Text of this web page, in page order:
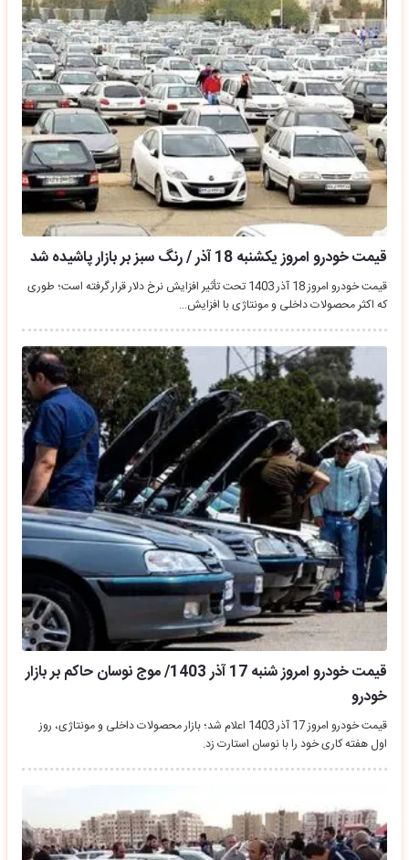
قیمت خودرو امروز یکشنبه 18 آذر / رنگ سبز بر بازار پاشیده شد
قیمت خودرو امروز 18 آذر 1403 تحت تأثیر افزایش نرخ دلار قرار گرفته است؛ طوری
که اکثر محصولات داخلی و مونتاژی با افزایش…
قیمت خودرو امروز شنبه 17 آذر 1403/ موج نوسان حاکم بر بازار
خودرو
قیمت خودرو امروز 17 آذر 1403 اعلام شد؛ بازار محصولات داخلی و مونتاژی، روز
اول هفته کاری خود را با نوسان استارت زد.